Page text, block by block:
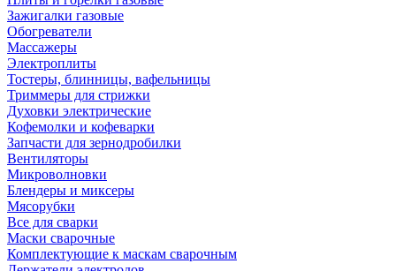
Зажигалки газовые
Обогреватели
Массажеры
Электроплиты
Тостеры, блинницы, вафельницы
Триммеры для стрижки
Духовки электрические
Кофемолки и кофеварки
Запчасти для зернодробилки
Вентиляторы
Микроволновки
Блендеры и миксеры
Мясорубки
Все для сварки
Маски сварочные
Комплектующие к маскам сварочным